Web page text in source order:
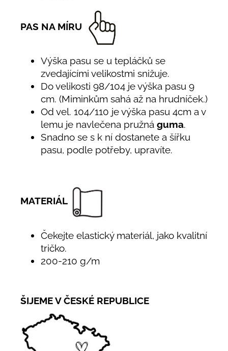
PAS NA MÍRU
Výška pasu se u tepláčků se
zvedajícími velikostmi snižuje.
Do velikosti 98/104 je výška pasu 9
cm. (Miminkům sahá až na hrudníček.)
Od vel. 104/110 je výška pasu 4cm a v
lemu je navlečena pružná guma.
Snadno se s k ní dostanete a šířku
pasu, podle potřeby, upravíte.
MATERIÁL
Čekejte elastický materiál, jako kvalitní
tričko.
200-210 g/m
ŠIJEME V ČESKÉ REPUBLICE